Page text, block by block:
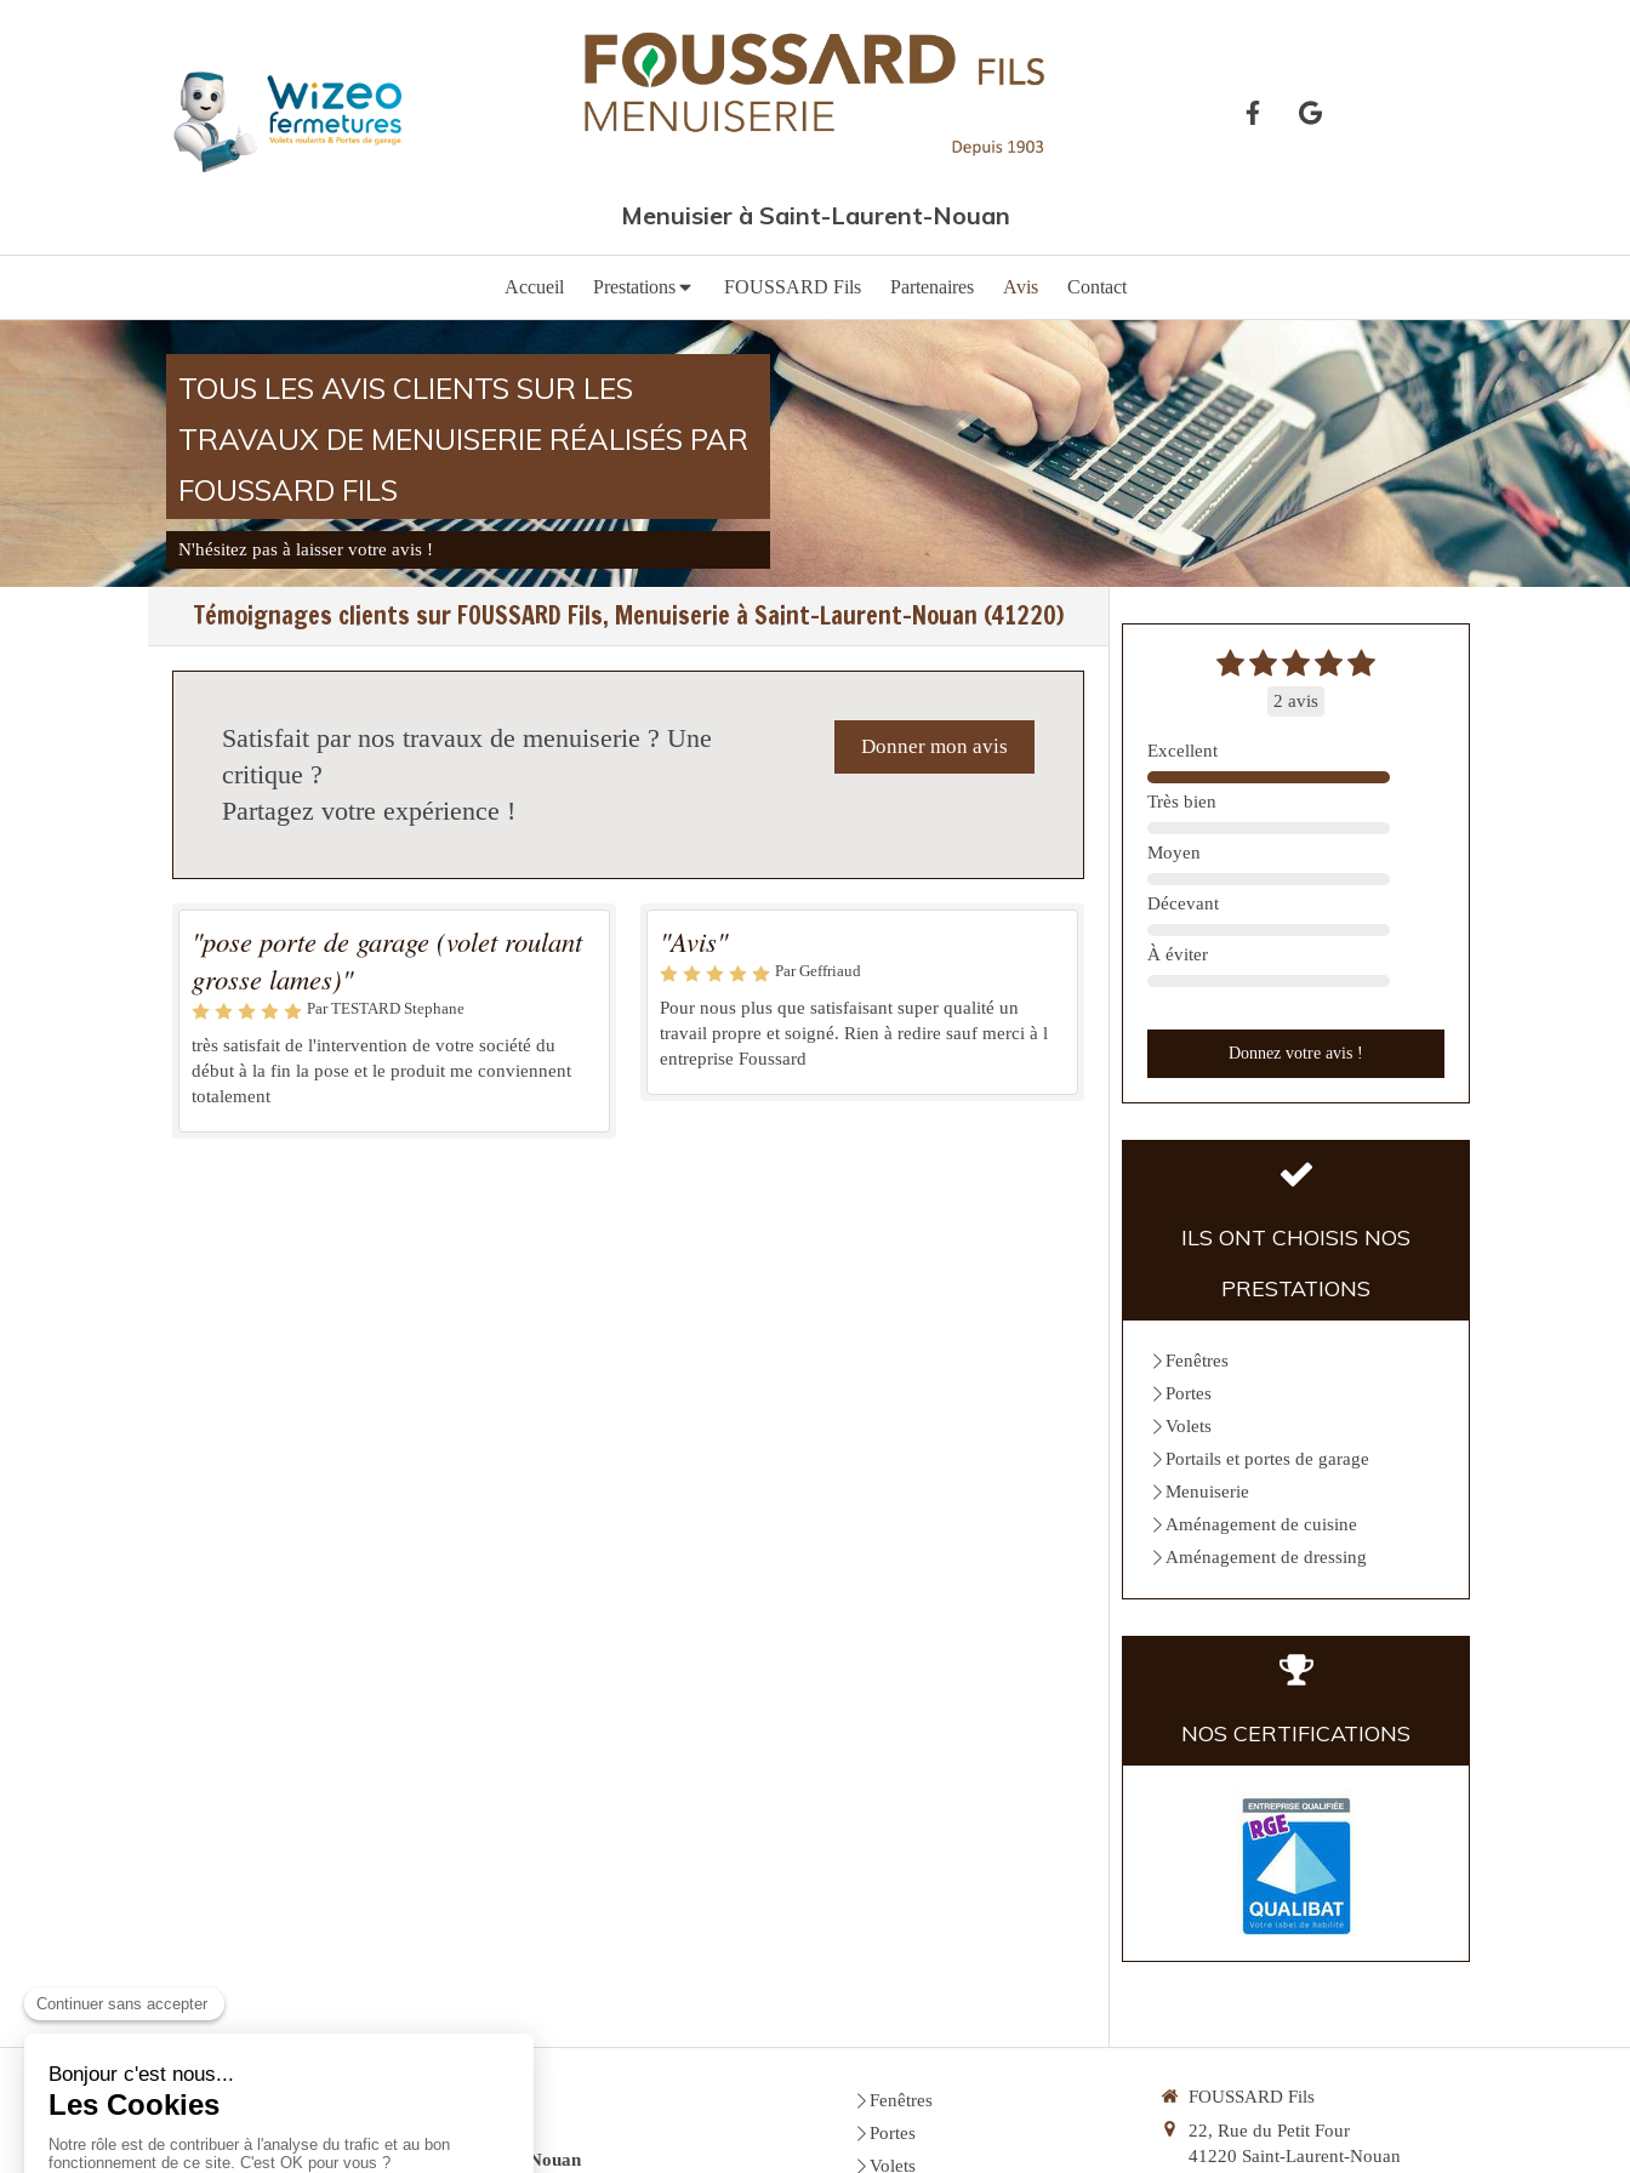
Menuisier à Saint-Laurent-Nouan
Accueil Prestations FOUSSARD Fils Partenaires Avis Contact
TOUS LES AVIS CLIENTS SUR LES
TRAVAUX DE MENUISERIE RÉALISÉS PAR
FOUSSARD FILS
N'hésitez pas à laisser votre avis !
Témoignages clients sur FOUSSARD Fils, Menuiserie à Saint-Laurent-Nouan (41220)
Satisfait par nos travaux de menuiserie ? Une
critique ?
Partagez votre expérience !
Donner mon avis
"pose porte de garage (volet roulant
grosse lames)"
Par TESTARD Stephane
très satisfait de l'intervention de votre société du
début à la fin la pose et le produit me conviennent
totalement
"Avis"
Par Geffriaud
Pour nous plus que satisfaisant super qualité un
travail propre et soigné. Rien à redire sauf merci à l
entreprise Foussard
2 avis
Excellent
Très bien
Moyen
Décevant
À éviter
Donnez votre avis !
ILS ONT CHOISIS NOS
PRESTATIONS
Fenêtres
Portes
Volets
Portails et portes de garage
Menuiserie
Aménagement de cuisine
Aménagement de dressing
NOS CERTIFICATIONS
FOUSSARD Fils
© FOUSSARD Fils -Menuiserie Saint-Laurent-Nouan
Fenêtres
Portes
Volets
FOUSSARD Fils
22, Rue du Petit Four
41220 Saint-Laurent-Nouan